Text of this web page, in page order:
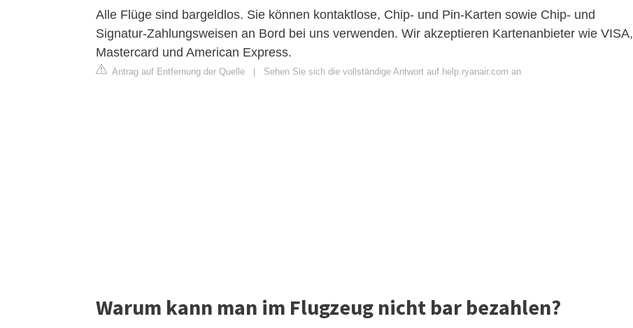
Alle Flüge sind bargeldlos. Sie können kontaktlose, Chip- und Pin-Karten sowie Chip- und
Signatur-Zahlungsweisen an Bord bei uns verwenden. Wir akzeptieren Kartenanbieter wie VISA,
Mastercard und American Express.
Antrag auf Entfernung der Quelle Sehen Sie sich die vollständige Antwort auf help.ryanair.com an
Warum kann man im Flugzeug nicht bar bezahlen?